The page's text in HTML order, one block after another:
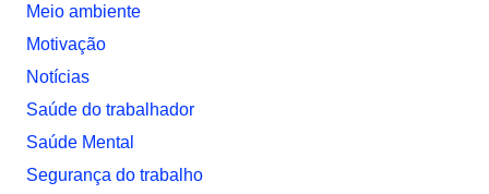
Meio ambiente
Motivação
Notí­cias
Saúde do trabalhador
Saúde Mental
Segurança do trabalho